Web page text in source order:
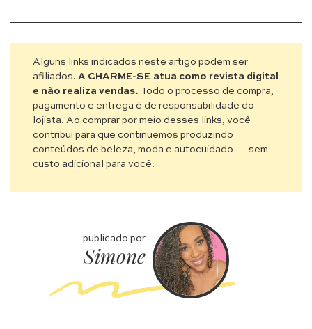
Alguns links indicados neste artigo podem ser
afiliados.A CHARME-SE atua como revista digital
e não realiza vendas. Todo o processo de compra,
pagamento e entrega é de responsabilidade do
lojista. Ao comprar por meio desses links, você
contribui para que continuemos produzindo
conteúdos de beleza, moda e autocuidado — sem
custo adicional para você.
publicado por
Simone